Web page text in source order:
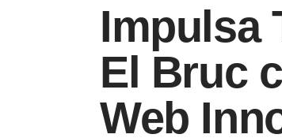
Impulsa
El Bruc
Web